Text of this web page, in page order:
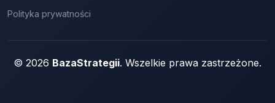
Polityka prywatności
© 2026 BazaStrategii. Wszelkie prawa zastrzeżone.